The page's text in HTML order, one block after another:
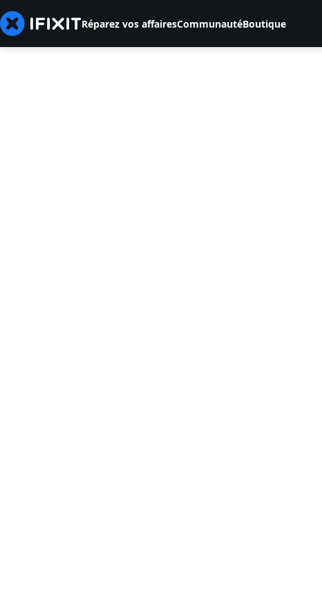
Réparez vos affairesCommunautéBoutique